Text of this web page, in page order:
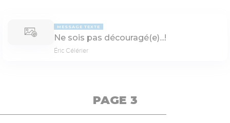
MESSAGE TEXTE
Ne sois pas découragé(e)...!
Éric Célérier
PAGE 3